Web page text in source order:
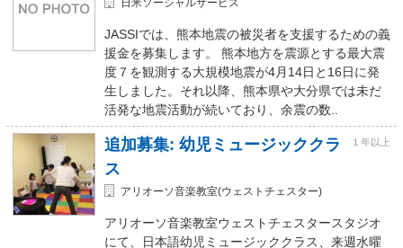
日米ソーシャルサービス
JASSIでは、熊本地震の被災者を支援するための義
援金を募集します。 熊本地方を震源とする最大震
度７を観測する大規模地震が4月14日と16日に発
生しました。それ以降、熊本県や大分県では未だ
活発な地震活動が続いており、余震の数..
追加募集: 幼児ミュージッククラ
ス
１年以上
アリオーソ音楽教室(ウェストチェスター)
アリオーソ音楽教室ウェストチェスタースタジオ
にて、日本語幼児ミュージッククラス、来週水曜